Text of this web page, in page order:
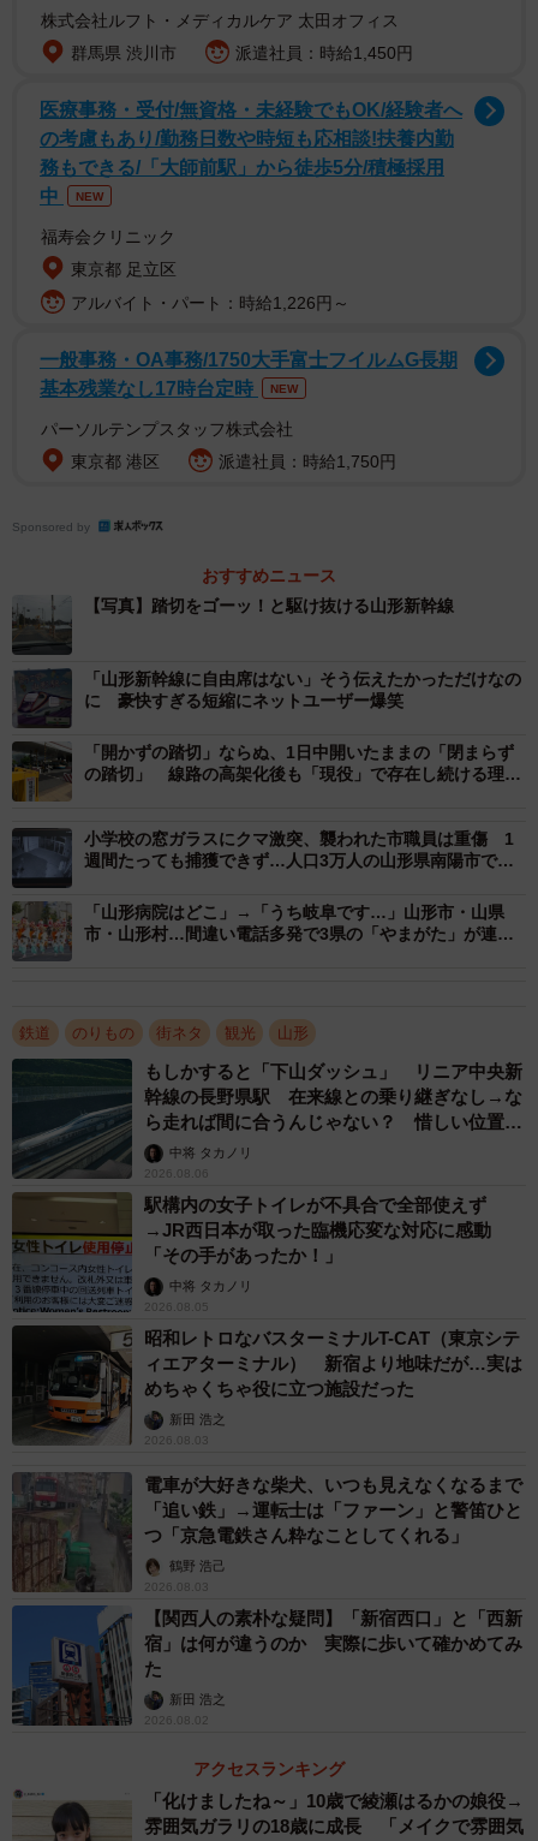
が、目の前を新幹線が横切るのは、やはりワクワクします
よね！家内が急いで撮影したものを投稿しましたが、でき
方がブレずに撮れると思います」
（@mumyou_satake）提供
「目の前を新幹線がゴーッて通っていくのは、マジで山形
だけなんだろな」という一文とともに投稿された今回の投
稿。山形県では比較的見慣れた光景だといいますが、県外
出身者には驚かれることも多いそうです。山形新幹線「つ
ばさ」は、東北新幹線の福島駅から先は在来線の線路を走
ではなく在来線と同じ地上の線路を走行するため、踏切も
存在します。
「地元では、よく見かける光景です。在来線の線路上を横
もありました」
一方で、秋田や岩手、福島など他の県の出身者からも「同
様の光景が見られる」との情報がコメント欄には寄せられ
ました。
雪景色の中を疾走するつばさも素敵だそう／佐竹無明さん
（@mumyou_satake）提供
山形新幹線「つばさ」の魅力を聞くと、佐竹さんはこう話
「どこか温かみのあるカラーリングと、在来線並みにトコ
トコ走る姿が『カッコカワイイ』んですよね。雪景色の中
株式会社ルフト・メディカルケア 太田オフィス
群馬県 渋川市
派遣社員：時給1,450円
医療事務・受付/無資格・未経験でもOK/経験者へ
の考慮もあり/勤務日数や時短も応相談!扶養内勤
務もできる/「大師前駅」から徒歩5分/積極採用
中
NEW
福寿会クリニック
東京都 足立区
アルバイト・パート：時給1,226円～
一般事務・OA事務/1750大手富士フイルムG長期
基本残業なし17時台定時
NEW
パーソルテンプスタッフ株式会社
東京都 港区
派遣社員：時給1,750円
Sponsored by
おすすめニュース
【写真】踏切をゴーッ！と駆け抜ける山形新幹線
「山形新幹線に自由席はない」そう伝えたかっただけなの
に 豪快すぎる短縮にネットユーザー爆笑
「開かずの踏切」ならぬ、1日中開いたままの「閉まらず
の踏切」 線路の高架化後も「現役」で存在し続ける理由
小学校の窓ガラスにクマ激突、襲われた市職員は重傷 1
週間たっても捕獲できず…人口3万人の山形県南陽市で警
「山形病院はどこ」→「うち岐阜です…」山形市・山県
市・山形村…間違い電話多発で3県の「やまがた」が連携
鉄道 のりもの 街ネタ 観光 山形
もしかすると「下山ダッシュ」 リニア中央新
幹線の長野県駅 在来線との乗り継ぎなし→な
ら走れば間に合うんじゃない？ 惜しい位置関
係が反響
中将 タカノリ
2026.08.06
駅構内の女子トイレが不具合で全部使えず
→JR西日本が取った臨機応変な対応に感動
「その手があったか！」
中将 タカノリ
2026.08.05
昭和レトロなバスターミナルT-CAT（東京シテ
ィエアターミナル） 新宿より地味だが…実は
めちゃくちゃ役に立つ施設だった
新田 浩之
2026.08.03
電車が大好きな柴犬、いつも見えなくなるまで
「追い鉄」→運転士は「ファーン」と警笛ひと
つ「京急電鉄さん粋なことしてくれる」
鶴野 浩己
2026.08.03
【関西人の素朴な疑問】「新宿西口」と「西新
宿」は何が違うのか 実際に歩いて確かめてみ
た
新田 浩之
2026.08.02
アクセスランキング
「化けましたね～」10歳で綾瀬はるかの娘役→
雰囲気ガラリの18歳に成長 「メイクで雰囲気